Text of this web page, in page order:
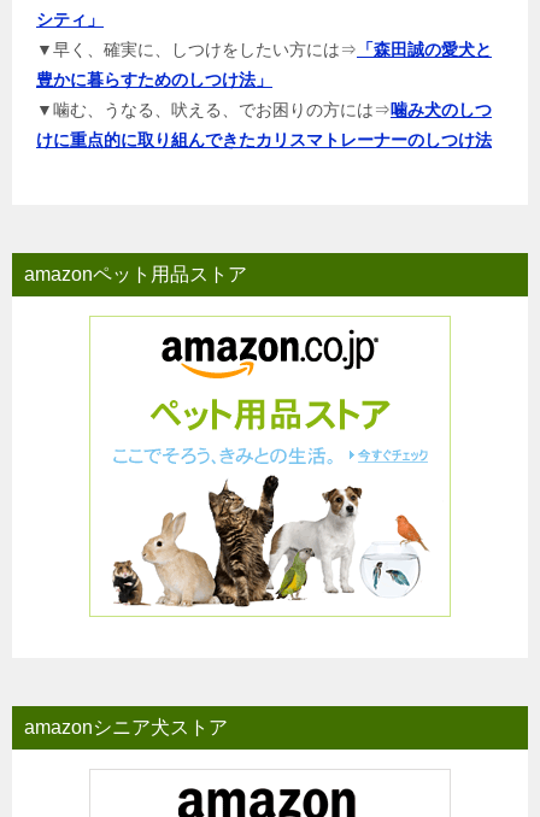
シティ」
▼早く、確実に、しつけをしたい方には⇒ 「森田誠の愛犬と
豊かに暮らすためのしつけ法」
▼噛む、うなる、吠える、でお困りの方には⇒噛み犬のしつ
けに重点的に取り組んできたカリスマトレーナーのしつけ法
amazonペット用品ストア
amazonシニア犬ストア